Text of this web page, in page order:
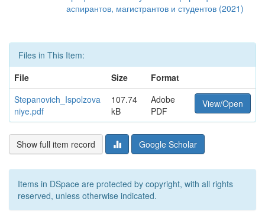
аспирантов, магистрантов и студентов (2021)
Files in This Item:
File
Size
Format
Stepanovich_Ispolzova
niye.pdf
107.74
kB
Adobe
PDF
View/Open
Show full item record Google Scholar
Items in DSpace are protected by copyright, with all rights
reserved, unless otherwise indicated.